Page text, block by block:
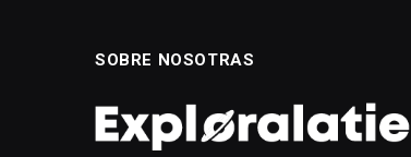
SOBRE NOSOTRAS